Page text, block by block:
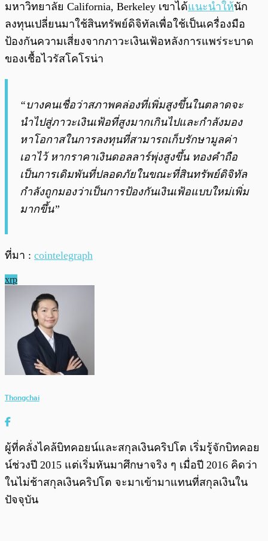
มหาวิทยาลัย California, Berkeley เขาได้แนะนำให้นัก
ลงทุนเปลี่ยนมาใช้สินทรัพย์ดิจิทัลเพื่อใช้เป็นเครื่องมือ
ป้องกันความเสี่ยงจากภาวะเงินเฟ้อหลังการแพร่ระบาด
ของเชื้อไวรัสโคโรน่า
“บางคนเชื่อว่าสภาพคล่องที่เพิ่มสูงขึ้นในตลาดจะ
นำไปสู่ภาวะเงินเฟ้อที่สูงมากเกินไปและกำลังมอง
หาโอกาสในการลงทุนที่สามารถเก็บรักษามูลค่า
เอาไว้ หากราคาเงินดอลลาร์พุ่งสูงขึ้น ทองคำถือ
เป็นการเดิมพันที่ปลอดภัยในขณะที่สินทรัพย์ดิจิทัล
กำลังถูกมองว่าเป็นการป้องกันเงินเฟ้อแบบใหม่เพิ่ม
มากขึ้น”
ที่มา : cointelegraph
xrp
Thongchai
ผู้ที่คลั่งไคล้บิทคอยน์และสกุลเงินคริปโต เริ่มรู้จักบิทคอย
น์ช่วงปี 2015 แต่เริ่มหันมาศึกษาจริง ๆ เมื่อปี 2016 คิดว่า
ในไม่ช้าสกุลเงินคริปโต จะมาเข้ามาแทนที่สกุลเงินใน
ปัจจุบัน